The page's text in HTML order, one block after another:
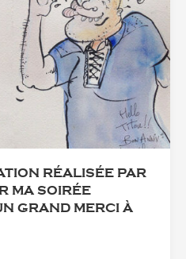
RÉALISÉE PAR
MA SOIRÉE
GRAND MERCI À